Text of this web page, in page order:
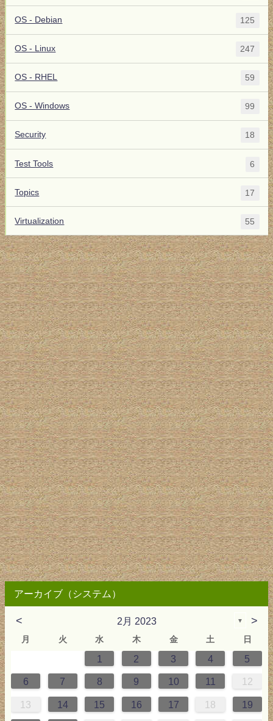
OS - Debian 125
OS - Linux 247
OS - RHEL 59
OS - Windows 99
Security 18
Test Tools 6
Topics 17
Virtualization 55
アーカイブ（システム）
< 2月 2023 ▼ >
月 火 水 木 金 土 日
1 2 3 4 5
6 7 8 9 10 11 12
13 14 15 16 17 18 19